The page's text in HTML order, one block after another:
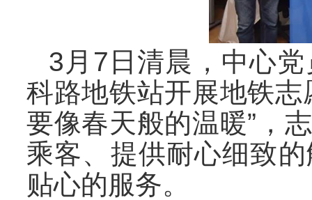
3月7日清晨，中心
科路地铁站开展地铁
要像春天般的温暖”，
乘客、提供耐心细致
贴心的服务。